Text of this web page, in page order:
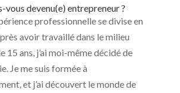
vous devenu(e) entrepreneur ?
professionnelle se divise en
avoir travaillé dans le milieu
15 ans, j’ai moi-même décidé de
Je me suis formée à
et j’ai découvert le monde de